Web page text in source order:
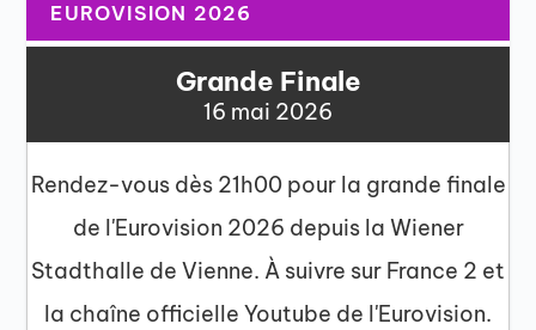
EUROVISION 2026
Grande Finale
16 mai 2026
Rendez-vous dès 21h00 pour la grande finale
de l'Eurovision 2026 depuis la Wiener
Stadthalle de Vienne. À suivre sur France 2 et
la chaîne officielle Youtube de l'Eurovision.